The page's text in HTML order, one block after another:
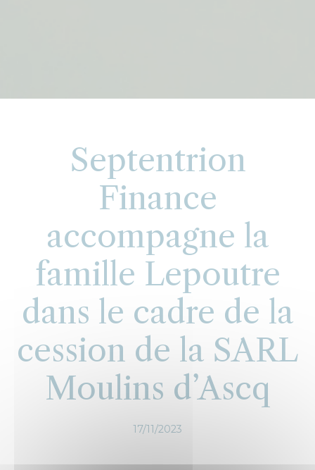
Septentrion
Finance
accompagne la
famille Lepoutre
dans le cadre de la
cession de la SARL
Moulins d’Ascq
17/11/2023